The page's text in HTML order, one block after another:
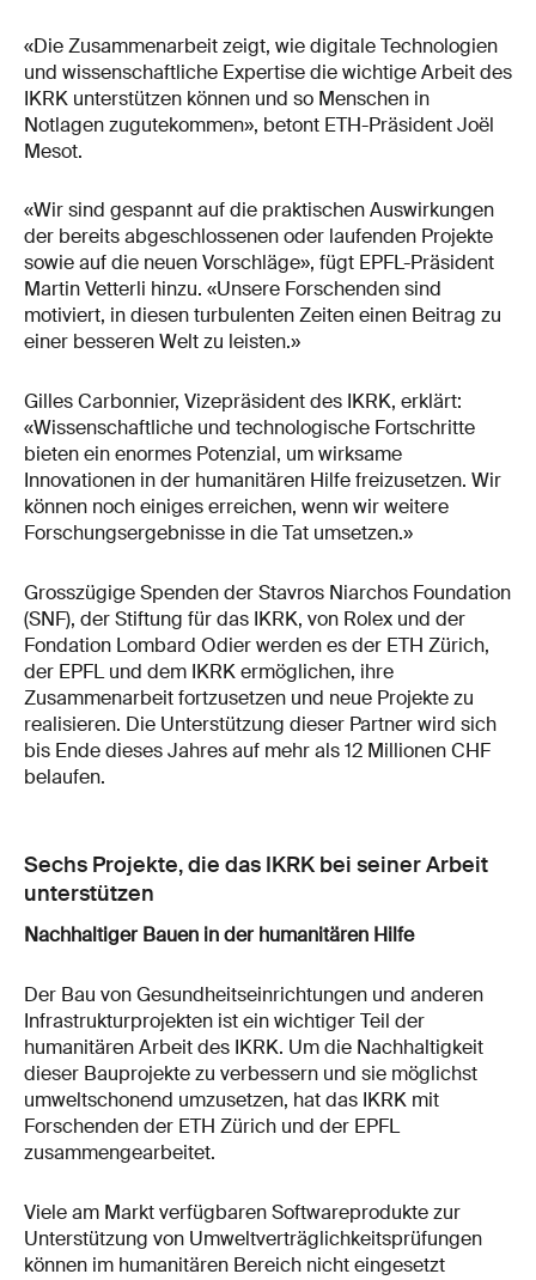
«Die Zusammenarbeit zeigt, wie digitale Technologien
und wissenschaftliche Expertise die wichtige Arbeit des
IKRK unterstützen können und so Menschen in
Notlagen zugutekommen», betont ETH-Präsident Joël
Mesot.
«Wir sind gespannt auf die praktischen Auswirkungen
der bereits abgeschlossenen oder laufenden Projekte
sowie auf die neuen Vorschläge», fügt EPFL-Präsident
Martin Vetterli hinzu. «Unsere Forschenden sind
motiviert, in diesen turbulenten Zeiten einen Beitrag zu
einer besseren Welt zu leisten.»
Gilles Carbonnier, Vizepräsident des IKRK, erklärt:
«Wissenschaftliche und technologische Fortschritte
bieten ein enormes Potenzial, um wirksame
Innovationen in der humanitären Hilfe freizusetzen. Wir
können noch einiges erreichen, wenn wir weitere
Forschungsergebnisse in die Tat umsetzen.»
Grosszügige Spenden der Stavros Niarchos Foundation
(SNF), der Stiftung für das IKRK, von Rolex und der
Fondation Lombard Odier werden es der ETH Zürich,
der EPFL und dem IKRK ermöglichen, ihre
Zusammenarbeit fortzusetzen und neue Projekte zu
realisieren. Die Unterstützung dieser Partner wird sich
bis Ende dieses Jahres auf mehr als 12 Millionen CHF
belaufen.
Sechs Projekte, die das IKRK bei seiner Arbeit
unterstützen
Nachhaltiger Bauen in der humanitären Hilfe
Der Bau von Gesundheitseinrichtungen und anderen
Infrastrukturprojekten ist ein wichtiger Teil der
humanitären Arbeit des IKRK. Um die Nachhaltigkeit
dieser Bauprojekte zu verbessern und sie möglichst
umweltschonend umzusetzen, hat das IKRK mit
Forschenden der ETH Zürich und der EPFL
zusammengearbeitet.
Viele am Markt verfügbaren Softwareprodukte zur
Unterstützung von Umweltverträglichkeitsprüfungen
können im humanitären Bereich nicht eingesetzt